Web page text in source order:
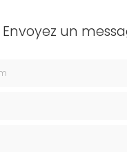
Envoyez un